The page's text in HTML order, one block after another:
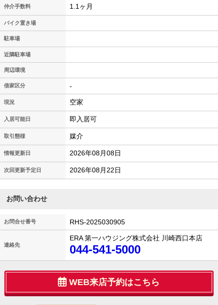
仲介手数料 1.1ヶ月
バイク置き場
駐車場
近隣駐車場
周辺環境
借家区分 -
現況 空家
入居可能日 即入居可
取引態様 媒介
情報更新日 2026年08月08日
次回更新予定日 2026年08月22日
お問い合わせ
お問合せ番号 RHS-2025030905
連絡先
ERA 第一ハウジング株式会社 川崎西口本店
044-541-5000
WEB来店予約はこちら